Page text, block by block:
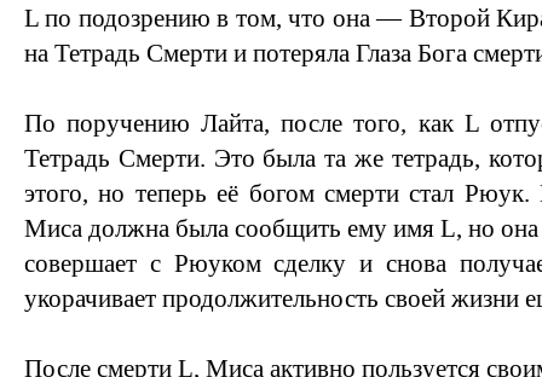
L по подозрению в том, что она — Второй
на Тетрадь Смерти и потеряла Глаза Бога
По поручению Лайта, после того, как L
Тетрадь Смерти. Это была та же тетрадь,
этого, но теперь её богом смерти стал
Миса должна была сообщить ему имя L, но она
совершает с Рюуком сделку и снова
укорачивает продолжительность своей жизни
После смерти L, Миса активно пользуется